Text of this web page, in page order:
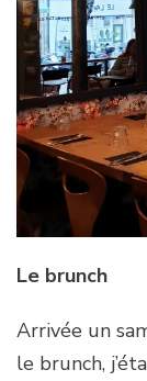
Le brunch
Arrivée un
le brunch,